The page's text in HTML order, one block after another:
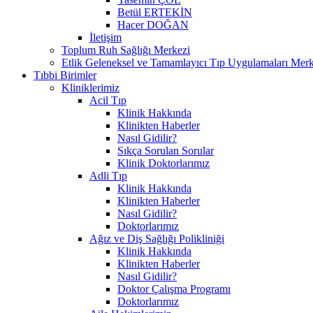
Betül ERTEKİN
Hacer DOĞAN
İletişim
Toplum Ruh Sağlığı Merkezi
Etlik Geleneksel ve Tamamlayıcı Tıp Uygulamaları
Tıbbi Birimler
Kliniklerimiz
Acil Tıp
Klinik Hakkında
Klinikten Haberler
Nasıl Gidilir?
Sıkça Sorulan Sorular
Klinik Doktorlarımız
Adli Tıp
Klinik Hakkında
Klinikten Haberler
Nasıl Gidilir?
Doktorlarımız
Ağız ve Diş Sağlığı Polikliniği
Klinik Hakkında
Klinikten Haberler
Nasıl Gidilir?
Doktor Çalışma Programı
Doktorlarımız